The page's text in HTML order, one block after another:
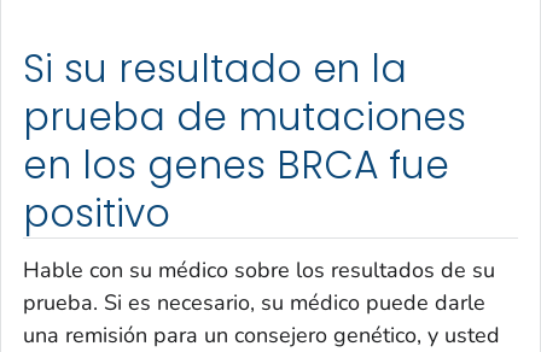
Si su resultado en la
prueba de mutaciones
en los genes BRCA fue
positivo
Hable con su médico sobre los resultados de su
prueba. Si es necesario, su médico puede darle
una remisión para un consejero genético, y usted